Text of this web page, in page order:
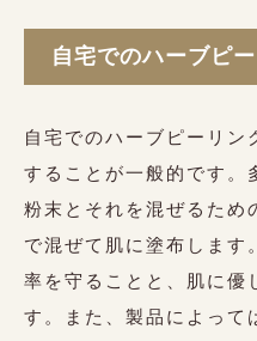
自宅でのハーブピ
自宅でのハーブピーリン
することが一般的です。
粉末とそれを混ぜるため
で混ぜて肌に塗布します
率を守ることと、肌に優
す。また、製品によって